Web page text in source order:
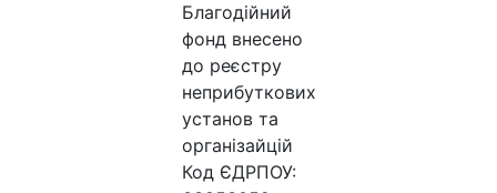
Благодійний
фонд внесено
до реєстру
неприбуткових
установ та
організайцій
Код ЄДРПОУ: